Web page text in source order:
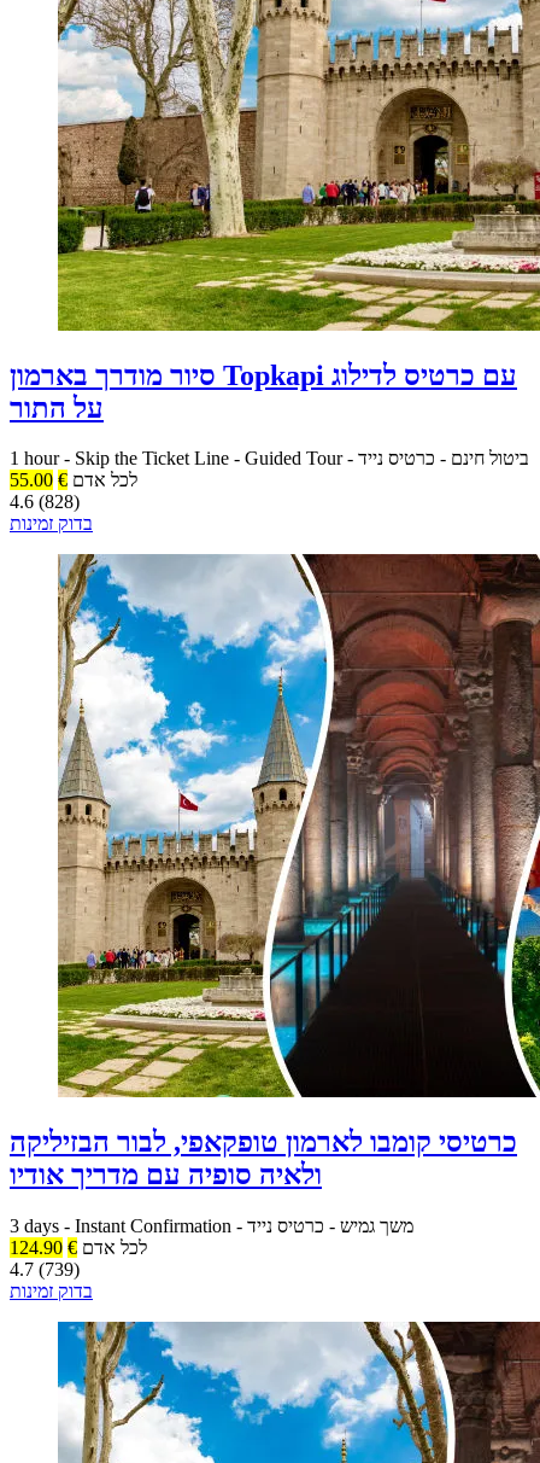
סיור מודרך בארמון Topkapi עם כרטיס לדילוג
על התור
1 hour - Skip the Ticket Line - Guided Tour - ביטול חינם - כרטיס נייד
לכל אדם €
55.00
4.6 (828)
בדוק זמינות
כרטיסי קומבו לארמון טופקאפי, לבור הבזיליקה
ולאיה סופיה עם מדריך אודיו
3 days - Instant Confirmation - משך גמיש - כרטיס נייד
לכל אדם €
124.90
4.7 (739)
בדוק זמינות